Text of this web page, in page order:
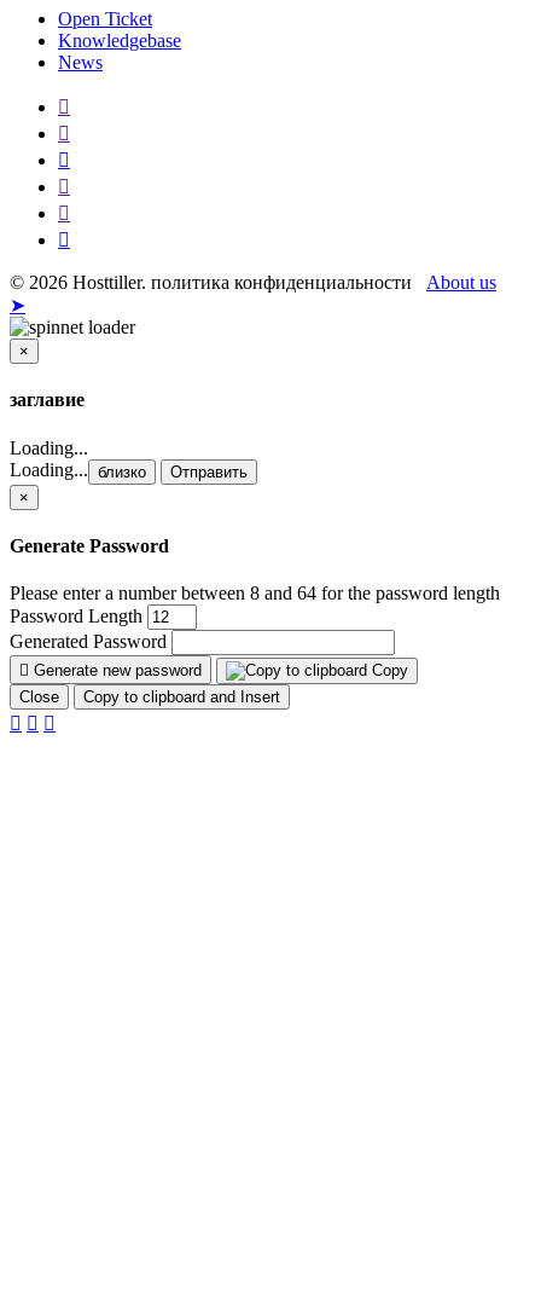
Open Ticket
Knowledgebase
News
© 2026 Hosttiller. политика конфиденциальности About us
➤
×
близко
заглавие
Loading...
Loading... близко
Отправить
×
Generate Password
Please enter a number between 8 and 64 for the password length
Password Length
Generated Password
Generate new password
Copy
Close
Copy to clipboard and Insert